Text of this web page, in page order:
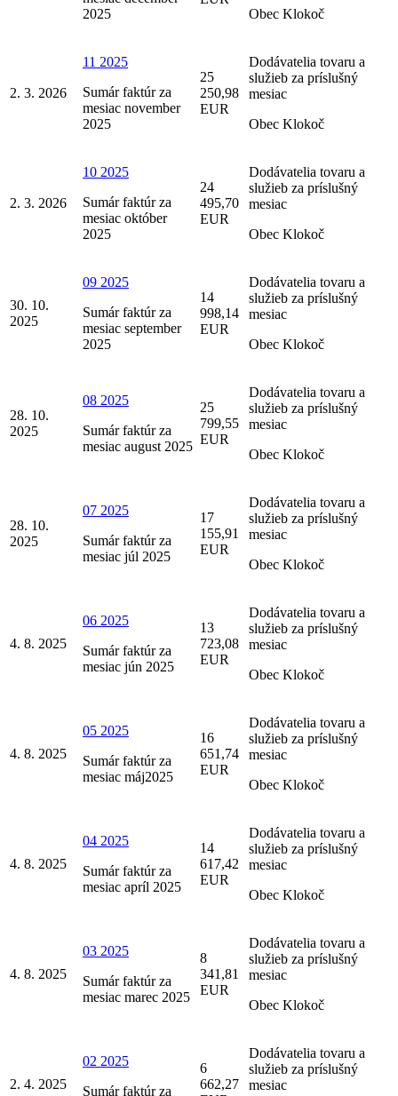
2025
Obec Klokoč
2. 3. 2026
11 2025
Sumár faktúr za
mesiac november
2025
25
250,98
EUR
Dodávatelia tovaru a
služieb za príslušný
mesiac
Obec Klokoč
2. 3. 2026
10 2025
Sumár faktúr za
mesiac október
2025
24
495,70
EUR
Dodávatelia tovaru a
služieb za príslušný
mesiac
Obec Klokoč
30. 10.
2025
09 2025
Sumár faktúr za
mesiac september
2025
14
998,14
EUR
Dodávatelia tovaru a
služieb za príslušný
mesiac
Obec Klokoč
28. 10.
2025
08 2025
Sumár faktúr za
mesiac august 2025
25
799,55
EUR
Dodávatelia tovaru a
služieb za príslušný
mesiac
Obec Klokoč
28. 10.
2025
07 2025
Sumár faktúr za
mesiac júl 2025
17
155,91
EUR
Dodávatelia tovaru a
služieb za príslušný
mesiac
Obec Klokoč
4. 8. 2025
06 2025
Sumár faktúr za
mesiac jún 2025
13
723,08
EUR
Dodávatelia tovaru a
služieb za príslušný
mesiac
Obec Klokoč
4. 8. 2025
05 2025
Sumár faktúr za
mesiac máj2025
16
651,74
EUR
Dodávatelia tovaru a
služieb za príslušný
mesiac
Obec Klokoč
4. 8. 2025
04 2025
Sumár faktúr za
mesiac apríl 2025
14
617,42
EUR
Dodávatelia tovaru a
služieb za príslušný
mesiac
Obec Klokoč
4. 8. 2025
03 2025
Sumár faktúr za
mesiac marec 2025
8
341,81
EUR
Dodávatelia tovaru a
služieb za príslušný
mesiac
Obec Klokoč
2. 4. 2025
02 2025
Sumár faktúr za
6
662,27
Dodávatelia tovaru a
služieb za príslušný
mesiac